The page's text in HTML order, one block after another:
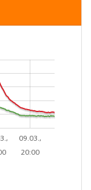
09.03.,
20:00